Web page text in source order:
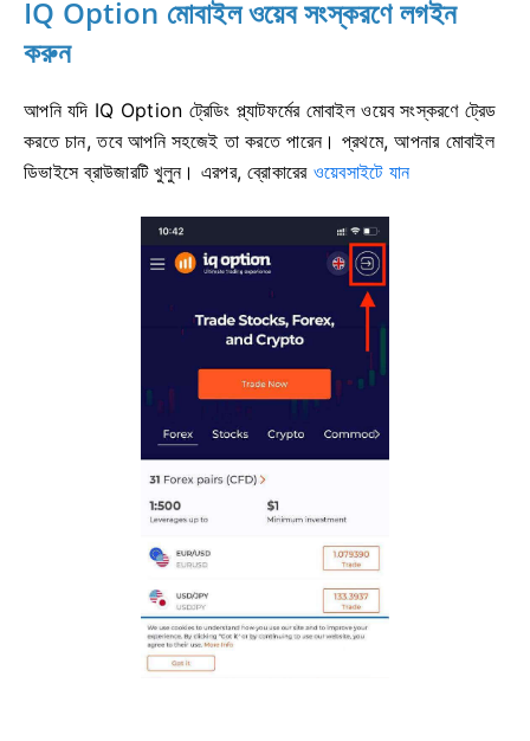
IQ Option মোবাইল ওয়েব সংস্করণে লগইন
করুন
আপনি যদি IQ Option ট্রেডিং প্ল্যাটফর্মের মোবাইল ওয়েব সংস্করণে ট্রেড
করতে চান, তবে আপনি সহজেই তা করতে পারেন। প্রথমে, আপনার মোবাইল
ডিভাইসে ব্রাউজারটি খুলুন। এরপর,ব্রোকারের ওয়েবসাইটে যান